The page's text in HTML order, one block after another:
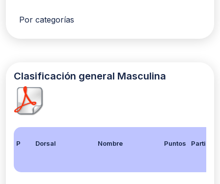
Por categorías
Clasificación general Masculina
Dorsal Nombre Puntos